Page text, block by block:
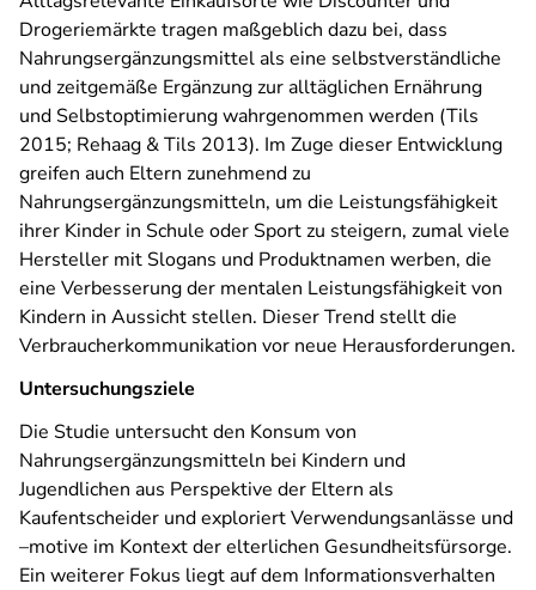
Drogeriemärkte tragen maßgeblich dazu bei, dass
Nahrungsergänzungsmittel als eine selbstverständliche
und zeitgemäße Ergänzung zur alltäglichen Ernährung
und Selbstoptimierung wahrgenommen werden (Tils
2015; Rehaag & Tils 2013). Im Zuge dieser Entwicklung
greifen auch Eltern zunehmend zu
Nahrungsergänzungsmitteln, um die Leistungsfähigkeit
ihrer Kinder in Schule oder Sport zu steigern, zumal viele
Hersteller mit Slogans und Produktnamen werben, die
eine Verbesserung der mentalen Leistungsfähigkeit von
Kindern in Aussicht stellen. Dieser Trend stellt die
Verbraucherkommunikation vor neue Herausforderungen.
Untersuchungsziele
Die Studie untersucht den Konsum von
Nahrungsergänzungsmitteln bei Kindern und
Jugendlichen aus Perspektive der Eltern als
Kaufentscheider und exploriert Verwendungsanlässe und
–motive im Kontext der elterlichen Gesundheitsfürsorge.
Ein weiterer Fokus liegt auf dem Informationsverhalten